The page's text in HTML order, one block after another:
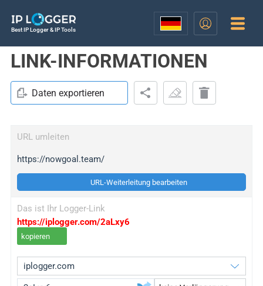
Best IP Logger & IP Tools
LINK-INFORMATIONEN
Daten exportieren
URL umleiten
https://nowgoal.team/
URL-Weiterleitung bearbeiten
Das ist Ihr Logger-Link
https://iplogger.com/2aLxy6
kopieren